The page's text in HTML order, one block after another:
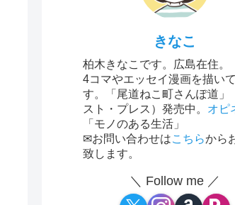
きなこ
柏木きなこです。広島在住。
4コマやエッセイ漫画を描い
す。「尾道ねこ町さんぽ道」
スト・プレス）発売中。 オピ
「モノのある生活」
✉お問い合わせはこちらから
致します。
＼ Follow me ／